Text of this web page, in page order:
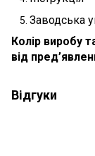
Заводська
Колір виробу
від
Відгуки